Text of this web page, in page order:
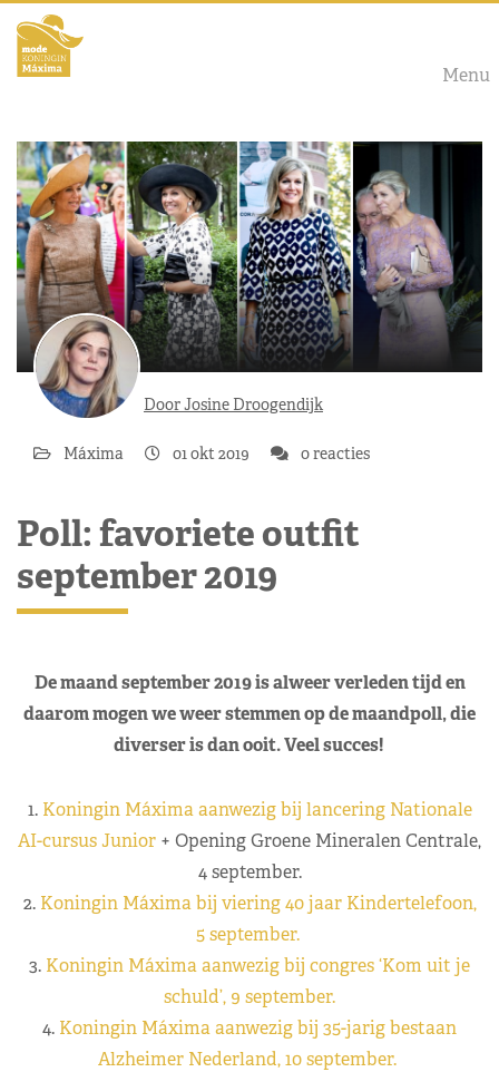
Menu
Door Josine Droogendijk
Máxima 01 okt 2019 0 reacties
Poll: favoriete outfit
september 2019
De maand september 2019 is alweer verleden tijd en
daarom mogen we weer stemmen op de maandpoll, die
diverser is dan ooit. Veel succes!
1. Koningin Máxima aanwezig bij lancering Nationale
AI-cursus Junior + Opening Groene Mineralen Centrale,
4 september.
2.Koningin Máxima bij viering 40 jaar Kindertelefoon,
5 september.
3. Koningin Máxima aanwezig bij congres ‘Kom uit je
schuld’, 9 september.
4. Koningin Máxima aanwezig bij 35-jarig bestaan
Alzheimer Nederland, 10 september.